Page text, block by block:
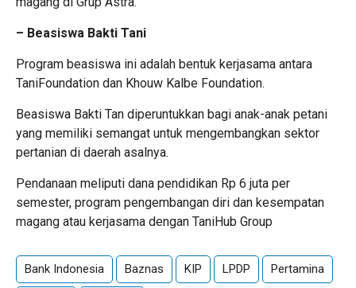
– Beasiswa Bakti Tani
Program beasiswa ini adalah bentuk kerjasama antara
TaniFoundation dan Khouw Kalbe Foundation.
Beasiswa Bakti Tan diperuntukkan bagi anak-anak petani
yang memiliki semangat untuk mengembangkan sektor
pertanian di daerah asalnya.
Pendanaan meliputi dana pendidikan Rp 6 juta per
semester, program pengembangan diri dan kesempatan
magang atau kerjasama dengan TaniHub Group
Bank Indonesia Baznas KIP LPDP Pertamina